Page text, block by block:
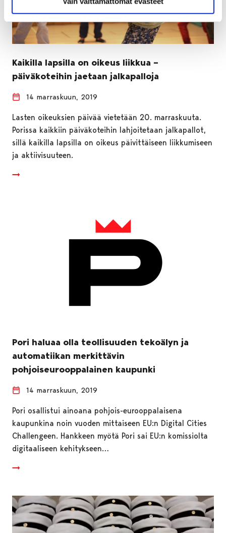
Kaikilla lapsilla on oikeus liikkua –
päiväkoteihin jaetaan jalkapalloja
14 marraskuun, 2019
Lasten oikeuksien päivää vietetään 20. marraskuuta.
Porissa kaikkiin päiväkoteihin lahjoitetaan jalkapallot,
sillä kaikilla lapsilla on oikeus päivittäiseen liikkumiseen
ja aktiivisuuteen.
Pori haluaa olla teollisuuden tekoälyn ja
automatiikan merkittävin
pohjoiseurooppalainen kaupunki
14 marraskuun, 2019
Pori osallistui ainoana pohjois-eurooppalaisena
kaupunkina noin vuoden mittaiseen EU:n Digital Cities
Challengeen. Hankkeen myötä Pori sai EU:n komissiolta
digitaaliseen kehitykseen…